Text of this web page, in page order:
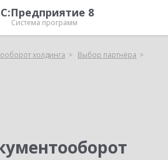
8
Система программ
холдинга
Выбор партнёра